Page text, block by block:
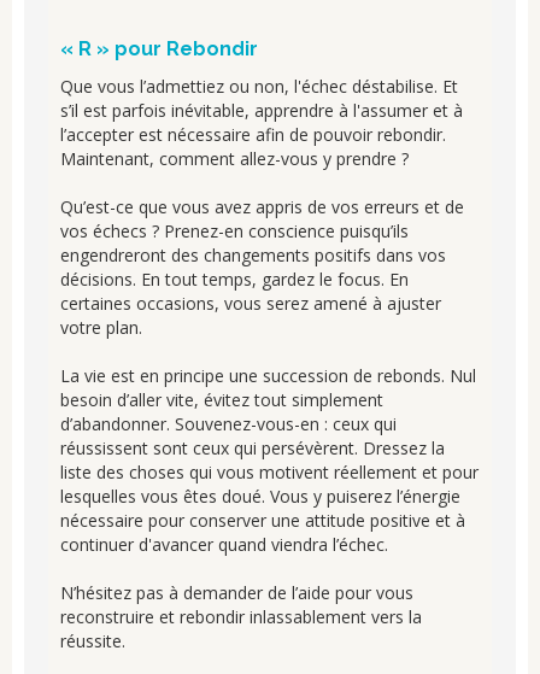
« R » pour Rebondir
Que vous l’admettiez ou non, l'échec déstabilise. Et
s’il est parfois inévitable, apprendre à l'assumer et à
l’accepter est nécessaire afin de pouvoir rebondir.
Maintenant, comment allez-vous y prendre ?
Qu’est-ce que vous avez appris de vos erreurs et de
vos échecs ? Prenez-en conscience puisqu’ils
engendreront des changements positifs dans vos
décisions. En tout temps, gardez le focus. En
certaines occasions, vous serez amené à ajuster
votre plan.
La vie est en principe une succession de rebonds. Nul
besoin d’aller vite, évitez tout simplement
d’abandonner. Souvenez-vous-en : ceux qui
réussissent sont ceux qui persévèrent. Dressez la
liste des choses qui vous motivent réellement et pour
lesquelles vous êtes doué. Vous y puiserez l’énergie
nécessaire pour conserver une attitude positive et à
continuer d'avancer quand viendra l’échec.
N’hésitez pas à demander de l’aide pour vous
reconstruire et rebondir inlassablement vers la
réussite.